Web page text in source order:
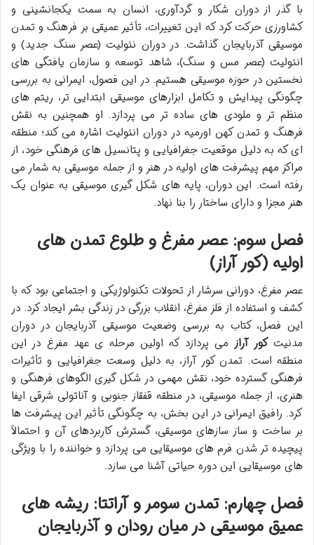
با گذر از دوران شکار و گردآوری، انسان به سمت یکجانشینی و
کشاورزی حرکت کرد که این تغییرات، تأثیر عمیقی بر فرهنگ و تمدن
موسیقی آذربایجان گذاشت. در دوران نئولیت (عصر سنگ جدید) و
انئولیت (عصر مس و سنگ)، شاهد توسعه و سازمان یافتگی های
نخستین در حوزه موسیقی هستیم. در این فصول، ایمرانی به بررسی
چگونگی پیدایش و تکامل ابزارهای موسیقی ابتدایی تر، ریتم های
منظم تر و ملودی های ساده تر می پردازد. او همچنین به نقش
فرهنگ و تمدن کهن اورمیه در دوران انئولیت اشاره می کند؛ منطقه
ای که به دلیل موقعیت جغرافیایی و پتانسیل های فرهنگی خود، از
مراکز مهم پیشرفت های اولیه در هنر و از جمله موسیقی به شمار می
رفته است. این دوران، پایه های شکل گیری موسیقی به عنوان یک
هنر مجزا و دارای ساختار را بنا نهاد.
فصل سوم: عصر مفرغ و طلوع تمدن های
اولیه (کور آراز)
عصر مفرغ، دورانی سرشار از تحولات تکنولوژیکی و اجتماعی بود که با
کشف و استفاده از فلز مفرغ، انقلاب بزرگی در زندگی بشر ایجاد کرد. در
این فصل، کتاب به بررسی وضعیت موسیقی آذربایجان در دوران
مدنیتکور آرازمی پردازد که اولین مرحله ی عهد مفرغ در این
منطقه است. تمدن کور آراز، به دلیل وسعت جغرافیایی و تأثیرات
فرهنگی گسترده خود، نقش مهمی در شکل گیری الگوهای فرهنگی و
هنری، از جمله موسیقی، در منطقه قفقاز جنوبی و آناتولی شرقی ایفا
کرد. رافیق ایمرانی در این بخش، به چگونگی تأثیر این پیشرفت ها
بر ساخت و ساز سازهای موسیقی، گسترش کاربردهای آن و احتمالاً
پیچیده تر شدن فرم های موسیقایی می پردازد و خواننده را با ویژگی
های موسیقایی این دوره حیاتی آشنا می سازد.
فصل چهارم: تمدن سومر و آراتتا: ریشه های
عمیق موسیقی در میان رودان و آذربایجان